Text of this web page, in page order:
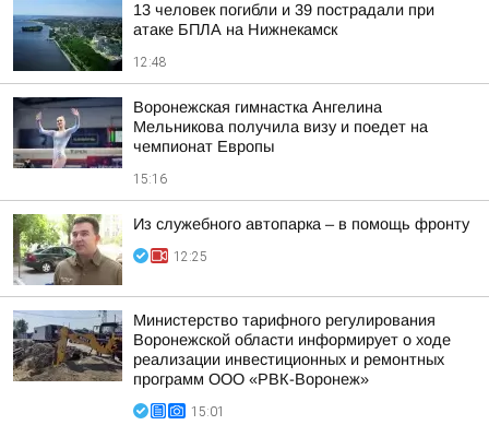
13 человек погибли и 39 пострадали при
атаке БПЛА на Нижнекамск
12:48
Воронежская гимнастка Ангелина
Мельникова получила визу и поедет на
чемпионат Европы
15:16
Из служебного автопарка – в помощь фронту
12:25
Министерство тарифного регулирования
Воронежской области информирует о ходе
реализации инвестиционных и ремонтных
программ ООО «РВК-Воронеж»
15:01